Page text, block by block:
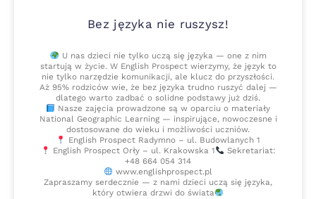
Bez języka nie ruszysz!
U nas dzieci nie tylko uczą się języka — one z nim
startują w życie. W English Prospect wierzymy, że język to
nie tylko narzędzie komunikacji, ale klucz do przyszłości.
Aż 95% rodziców wie, że bez języka trudno ruszyć dalej —
dlatego warto zadbać o solidne podstawy już dziś.
Nasze zajęcia prowadzone są w oparciu o materiały
National Geographic Learning — inspirujące, nowoczesne i
dostosowane do wieku i możliwości uczniów.
English Prospect Radymno – ul. Budowlanych 1
English Prospect Orły – ul. Krakowska 1
Sekretariat:
+48 664 054 314
www.englishprospect.pl
Zapraszamy serdecznie — z nami dzieci uczą się języka,
który otwiera drzwi do świata